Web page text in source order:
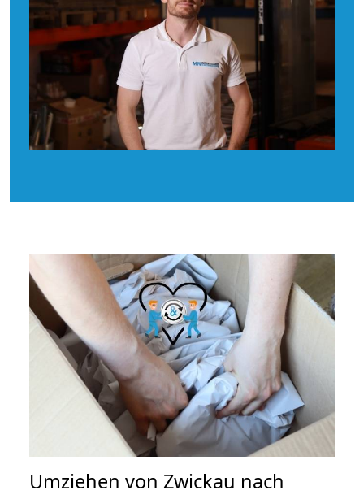
Umziehen von Zwickau nach